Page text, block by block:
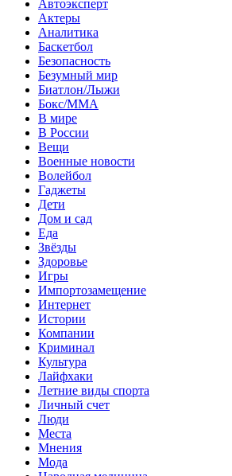
Автоэксперт
Актеры
Аналитика
Баскетбол
Безопасность
Безумный мир
Биатлон/Лыжи
Бокс/MMA
В мире
В России
Вещи
Военные новости
Волейбол
Гаджеты
Дети
Дом и сад
Еда
Звёзды
Здоровье
Игры
Импортозамещение
Интернет
Истории
Компании
Криминал
Культура
Лайфхаки
Летние виды спорта
Личный счет
Люди
Места
Мнения
Мода